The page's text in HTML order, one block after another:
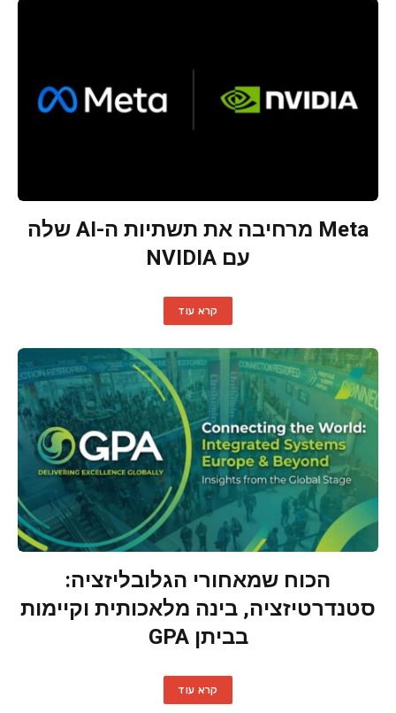
Meta מרחיבה את תשתיות ה-AI שלה
עם NVIDIA
קרא עוד
הכוח שמאחורי הגלובליזציה:
סטנדרטיזציה, בינה מלאכותית וקיימות
בביתן GPA
קרא עוד